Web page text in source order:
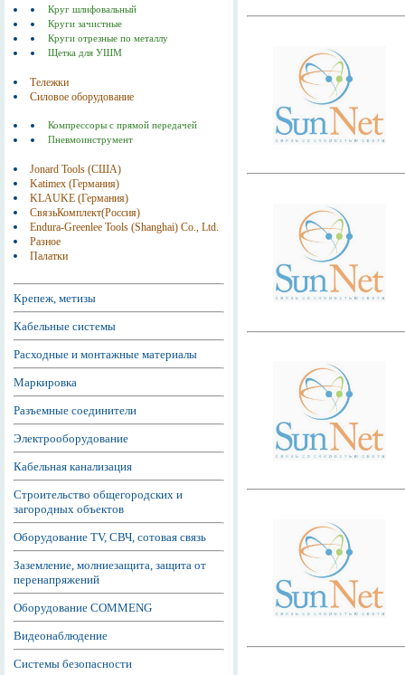
Круг шлифовальный
Круги зачистные
Круги отрезные по металлу
Щетка для УШМ
Тележки
Силовое оборудование
Компрессоры с прямой передачей
Пневмоинструмент
Jonard Tools (США)
Katimex (Германия)
KLAUKE (Германия)
СвязьКомплект(Россия)
Endura-Greenlee Tools (Shanghai) Co., Ltd.
Разное
Палатки
Крепеж, метизы
Кабельные системы
Расходные и монтажные материалы
Маркировка
Разъемные соединители
Электрооборудование
Кабельная канализация
Строительство общегородских и
загородных объектов
Оборудование TV, СВЧ, сотовая связь
Заземление, молниезащита, защита от
перенапряжений
Оборудование COMMENG
Видеонаблюдение
Системы безопасности